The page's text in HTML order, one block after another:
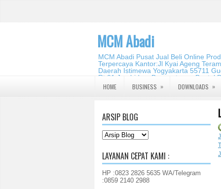
MCM Abadi
MCM Abadi Pusat Jual Beli Online
Terpercaya Kantor:Jl Kyai Ageng
Daerah Istimewa Yogyakarta 55711
Rt.01,Jambidan,
2140 2988
HOME BUSINESS » DOWNLOADS »
ARSIP BLOG
LAYANAN CEPAT KAMI :
HP :0823 2826 5635 WA/Telegram
:0859 2140 2988